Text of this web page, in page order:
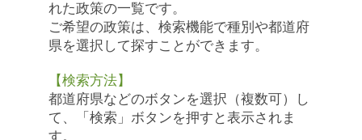
れた政策の一覧です。
ご希望の政策は、検索機能で種別や都道府
県を選択して探すことができます。
【検索方法】
都道府県などのボタンを選択（複数可）し
て、「検索」ボタンを押すと表示されま
す。